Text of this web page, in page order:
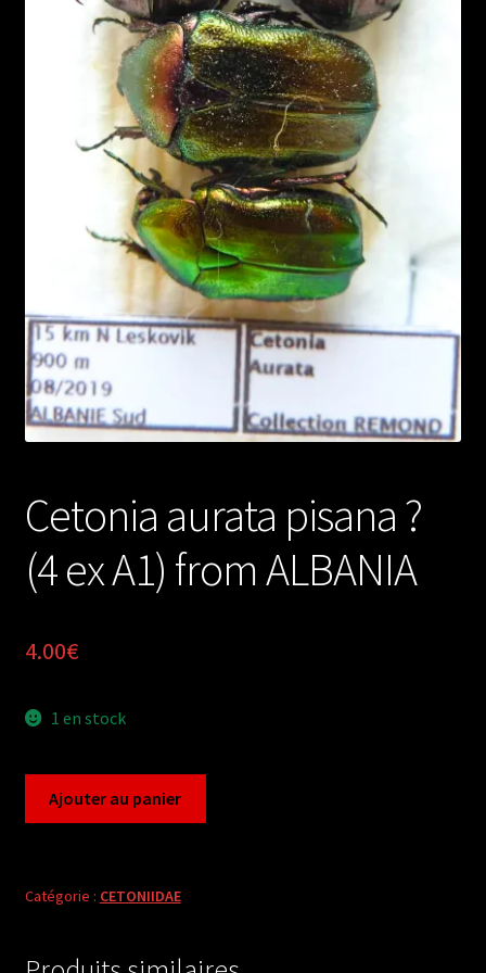
Cetonia aurata pisana ?
(4 ex A1) from ALBANIA
4.00€
1 en stock
pisana
Ajouter au panier
Catégorie : CETONIIDAE